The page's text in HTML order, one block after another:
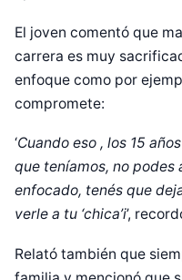
El joven comentó que
carrera es muy
enfoque como por
compromete:
‘Cuando eso , los 15
que teníamos, no
enfocado, tenés que
verle a tu ‘chica’i’,
Relató también que